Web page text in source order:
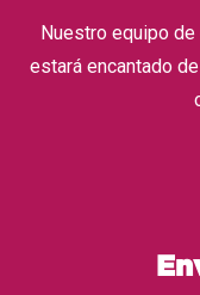
Nuestro equipo
estará encantado